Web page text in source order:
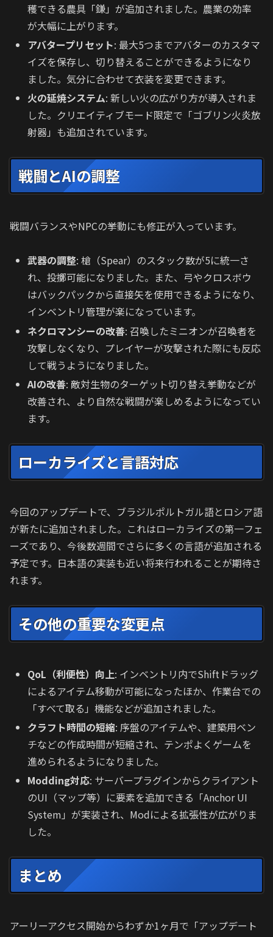
穫できる農具「鎌」が追加されました。農業の効率
が大幅に上がります。
アバタープリセット: 最大5つまでアバターのカスタマ
イズを保存し、切り替えることができるようになり
ました。気分に合わせて衣装を変更できます。
火の延焼システム: 新しい火の広がり方が導入されま
した。クリエイティブモード限定で「ゴブリン火炎放
射器」も追加されています。
戦闘とAIの調整
戦闘バランスやNPCの挙動にも修正が入っています。
武器の調整: 槍（Spear）のスタック数が5に統一さ
れ、投擲可能になりました。また、弓やクロスボウ
はバックパックから直接矢を使用できるようになり、
インベントリ管理が楽になっています。
ネクロマンシーの改善: 召喚したミニオンが召喚者を
攻撃しなくなり、プレイヤーが攻撃された際にも反応
して戦うようになりました。
AIの改善: 敵対生物のターゲット切り替え挙動などが
改善され、より自然な戦闘が楽しめるようになってい
ます。
ローカライズと言語対応
今回のアップデートで、ブラジルポルトガル語とロシア語
が新たに追加されました。これはローカライズの第一フェ
ーズであり、今後数週間でさらに多くの言語が追加される
予定です。日本語の実装も近い将来行われることが期待さ
れます。
その他の重要な変更点
QoL（利便性）向上: インベントリ内でShiftドラッグ
によるアイテム移動が可能になったほか、作業台での
「すべて取る」機能などが追加されました。
クラフト時間の短縮: 序盤のアイテムや、建築用ベン
チなどの作成時間が短縮され、テンポよくゲームを
進められるようになりました。
Modding対応: サーバープラグインからクライアント
のUI（マップ等）に要素を追加できる「Anchor UI
System」が実装され、Modによる拡張性が広がりま
した。
まとめ
アーリーアクセス開始からわずか1ヶ月で「アップデート